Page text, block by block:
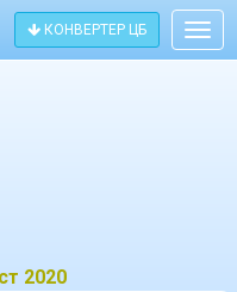
КОНВЕРТЕР ЦБ
2020